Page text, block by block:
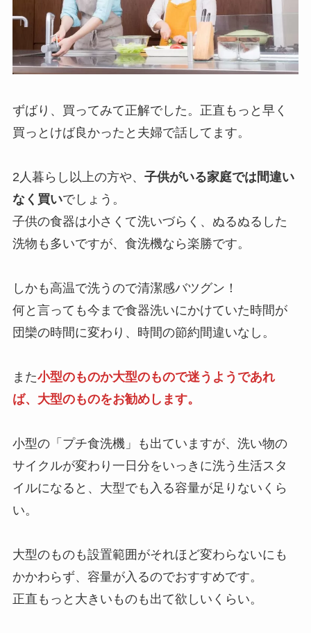
ずばり、買ってみて正解でした。正直もっと早く
買っとけば良かったと夫婦で話してます。
2人暮らし以上の方や、 子供がいる家庭では間違い
なく買いでしょう。
子供の食器は小さくて洗いづらく、ぬるぬるした
洗物も多いですが、食洗機なら楽勝です。
しかも高温で洗うので清潔感バツグン！
何と言っても今まで食器洗いにかけていた時間が
団欒の時間に変わり、時間の節約間違いなし。
また小型のものか大型のもので迷うようであれ
ば、大型のものをお勧めします。
小型の「プチ食洗機」も出ていますが、洗い物の
サイクルが変わり一日分をいっきに洗う生活スタ
イルになると、大型でも入る容量が足りないくら
い。
大型のものも設置範囲がそれほど変わらないにも
かかわらず、容量が入るのでおすすめです。
正直もっと大きいものも出て欲しいくらい。